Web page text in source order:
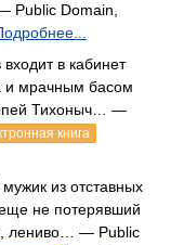
Public Domain,
в кабинет
и мрачным басом
Тихоныч… —
книга
из отставных
не потерявший
лениво… — Public